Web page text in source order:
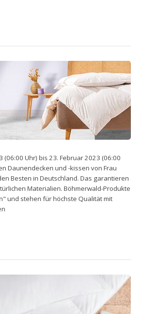
(06:00 Uhr) bis 23. Februar 2023 (06:00
Daunendecken und -kissen von Frau
Besten in Deutschland. Das garantieren
Materialien. Böhmerwald-Produkte
und stehen für höchste Qualität mit